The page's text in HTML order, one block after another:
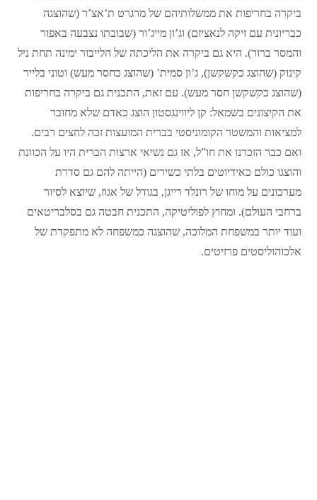
ביקרה בחריפות את ממשלותיהם של מרגרט ת’אצ’ר (שהוצגה
כבריונית עם זיקה לנאציזם) וג’ון מייג’ור (שבובתו נצבעה באפור
והמסר ברור). היא גם ביקרה את הליכתה של הלייבור ימינה תחת ניל
קינוק (שהוצג כקשקשן), ג’ון סמית’ (שהוצג כחסר מעש) וטוני בלייר
(שהוצג כקשקשן חסר מעש). עם זאת, התכנית גם ביקרה בחריפות
את הקיצונים בשמאל: קן ליווינגסטון הוצג כאדם שלא מחובר
למציאות והמשטר הקומוניסטי בברית המועצות זכה לחצים רבים.
ואם כבר הזכרנו את חו”ל, אז גם נשיאי ארצות הברית היו על הכוונת
והוצגו כולם כאידיוטים בלתי כשירים (הייתה להם גם סדרת
מערכונים על מוחו של רונלד רייגן, בגודל של אגוז, שיוצא לסיור
ברחבי העולם). ומחוץ לפוליטיקה, התכנית חבטה גם בסלבריטאים
ועוד יותר במשפחת המלוכה, שהוצגה כמשפחה לא מתפקדת של
אלכוהוליסטים פרזיטים.